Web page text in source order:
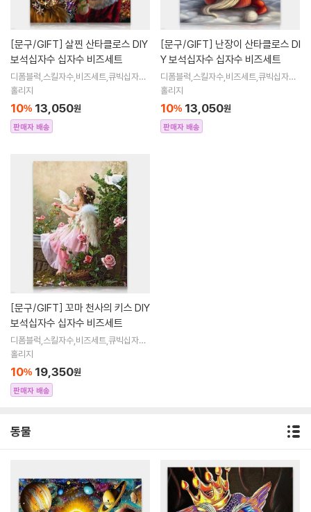
[문구/GIFT]
보석십자수 십자수 비즈세트
디폼블럭,스킬자수,비즈세트,큐빅십자수,
큐빅비즈,보석십자수액자,어린이보석십
수해바라
홀리지
10% 13,050원
판매자 배송
[문구/GIFT]
Y 보석십자수 십자수 비즈세트
디폼블럭,스킬자수,비즈세트,큐빅십자수,
큐빅비즈,보석십자수액자,어린이보석십
수해바라
홀리지
10% 13,050원
판매자 배송
[문구/GIFT]
보석십자수 십자수 비즈세트
디폼블럭,스킬자수,비즈세트,큐빅십자수,
큐빅비즈,보석십자수액자,어린이보석십
수해바라
홀리지
10% 19,350원
판매자 배송
동물